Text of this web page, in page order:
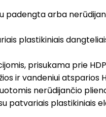
padengta arba
plastikiniais
prisukama prie
ir vandeniui atsparios
nerūdijančio
patvariais